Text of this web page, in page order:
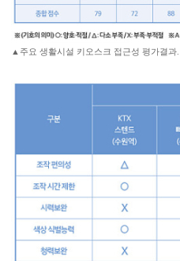
▲주요 생활시설 키오스크 접근성 평가결